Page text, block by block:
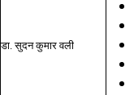
डा. सुदन कुमार वली